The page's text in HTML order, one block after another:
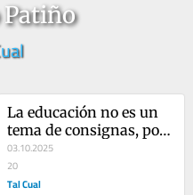
La educación no es un
tema de consignas, por
Roberto Patiño
03.10.2025
20
Tal Cual